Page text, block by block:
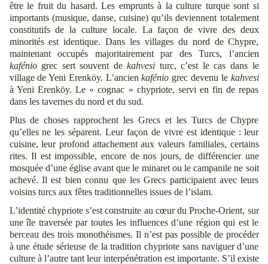
être le fruit du hasard. Les emprunts à la culture turque sont si
importants (musique, danse, cuisine) qu’ils deviennent totalement
constitutifs de la culture locale. La façon de vivre des deux
minorités est identique. Dans les villages du nord de Chypre,
maintenant occupés majoritairement par des Turcs, l’ancien
kaféniogrec sert souvent dekahvesi turc, c’est le cas dans le
village de Yeni Erenköy. L’ancienkafénio grec devenu le kahvesi
à Yeni Erenköy. Le « cognac » chypriote, servi en fin de repas
dans les tavernes du nord et du sud.
Plus de choses rapprochent les Grecs et les Turcs de Chypre
qu’elles ne les séparent. Leur façon de vivre est identique : leur
cuisine, leur profond attachement aux valeurs familiales, certains
rites. Il est impossible, encore de nos jours, de différencier une
mosquée d’une église avant que le minaret ou le campanile ne soit
achevé. Il est bien connu que les Grecs participaient avec leurs
voisins turcs aux fêtes traditionnelles issues de l’islam.
L’identité chypriote s’est construite au cœur du Proche-Orient, sur
une île traversée par toutes les influences d’une région qui est le
berceau des trois monothéismes. Il n’est pas possible de procéder
à une étude sérieuse de la tradition chypriote sans naviguer d’une
culture à l’autre tant leur interpénétration est importante. S’il existe